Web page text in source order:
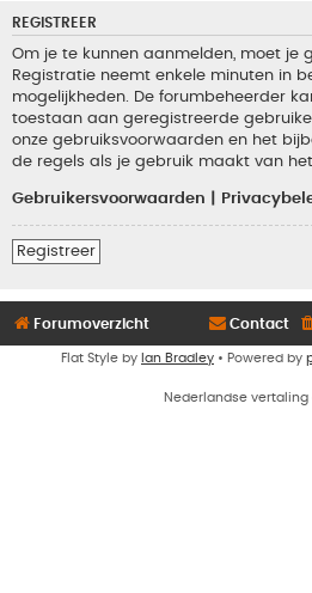
REGISTREER
Om je te kunnen aanmelden, moet je
Registratie neemt enkele minuten in
mogelijkheden. De forumbeheerder
toestaan aan geregistreerde
onze gebruiksvoorwaarden en het
de regels als je gebruik maakt van
Gebruikersvoorwaarden
Registreer
Forumoverzicht Contact
Flat Style by Ian Bradley • Powered by
Nederlandse vertaling